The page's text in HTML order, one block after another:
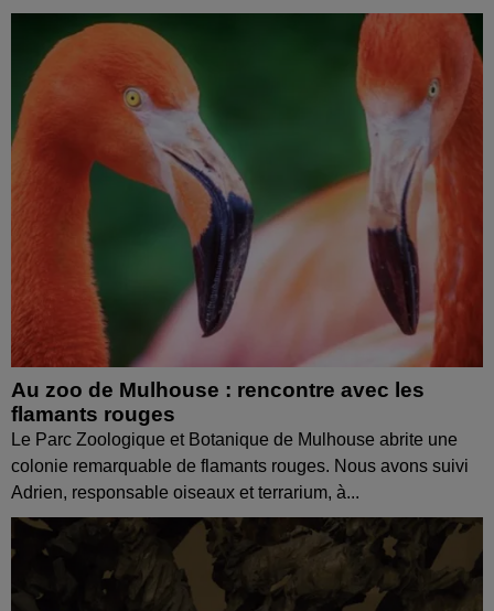
Au zoo de Mulhouse : rencontre avec les
flamants rouges
Le Parc Zoologique et Botanique de Mulhouse abrite une
colonie remarquable de flamants rouges. Nous avons suivi
Adrien, responsable oiseaux et terrarium, à...